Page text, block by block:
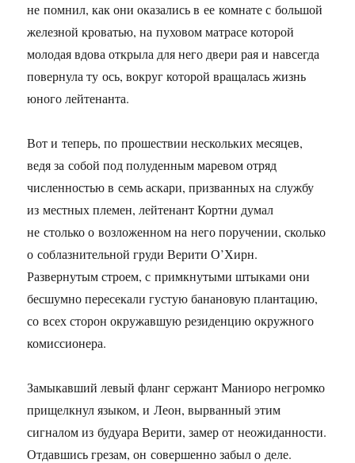
не помнил, как они оказались в ее комнате с большой
железной кроватью, на пуховом матрасе которой
молодая вдова открыла для него двери рая и навсегда
повернула ту ось, вокруг которой вращалась жизнь
юного лейтенанта.
Вот и теперь, по прошествии нескольких месяцев,
ведя за собой под полуденным маревом отряд
численностью в семь аскари, призванных на службу
из местных племен, лейтенант Кортни думал
не столько о возложенном на него поручении, сколько
о соблазнительной груди Верити О’Хирн.
Развернутым строем, с примкнутыми штыками они
бесшумно пересекали густую банановую плантацию,
со всех сторон окружавшую резиденцию окружного
комиссионера.
Замыкавший левый фланг сержант Маниоро негромко
прищелкнул языком, и Леон, вырванный этим
сигналом из будуара Верити, замер от неожиданности.
Отдавшись грезам, он совершенно забыл о деле.